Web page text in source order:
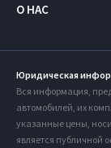
О НАС
Юридическая
Вся информация,
автомобилей, их
указанные цены,
является публичной